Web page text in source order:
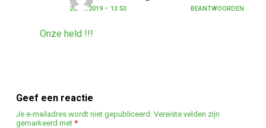
26/03/2019 – 13:53 BEANTWOORDEN
Onze held !!!
Geef een reactie
Je e-mailadres wordt niet gepubliceerd. Vereiste velden zijn
gemarkeerd met *